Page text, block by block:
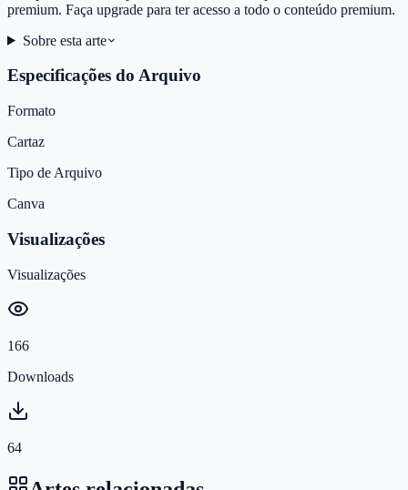
premium. Faça upgrade para ter acesso a todo o conteúdo premium.
Sobre esta arte
Especificações do Arquivo
Formato
Cartaz
Tipo de Arquivo
Canva
Visualizações
Visualizações
166
Downloads
64